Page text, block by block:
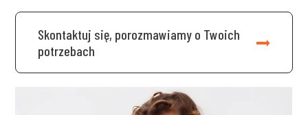
Skontaktuj się, porozmawiamy o Twoich
potrzebach